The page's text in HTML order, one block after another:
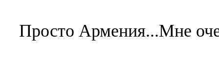
Просто Армения...Мне